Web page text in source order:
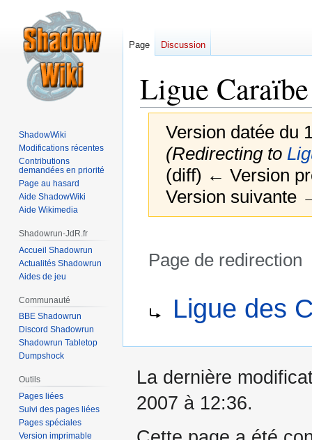
Ligue Caraïbe
Version datée du
(Redirecting to
(diff) ← Version
Version suivante
Page de redirection
Ligue des
Page Discussion
ShadowWiki
Modifications récentes
Contributions
demandées en priorité
Page au hasard
Aide ShadowWiki
Aide Wikimedia
Shadowrun-JdR.fr
Accueil Shadowrun
Actualités Shadowrun
Aides de jeu
Communauté
BBE Shadowrun
Discord Shadowrun
Shadowrun Tabletop
Dumpshock
Outils
Pages liées
Suivi des pages liées
Pages spéciales
Version imprimable
La dernière
2007 à 12:36.